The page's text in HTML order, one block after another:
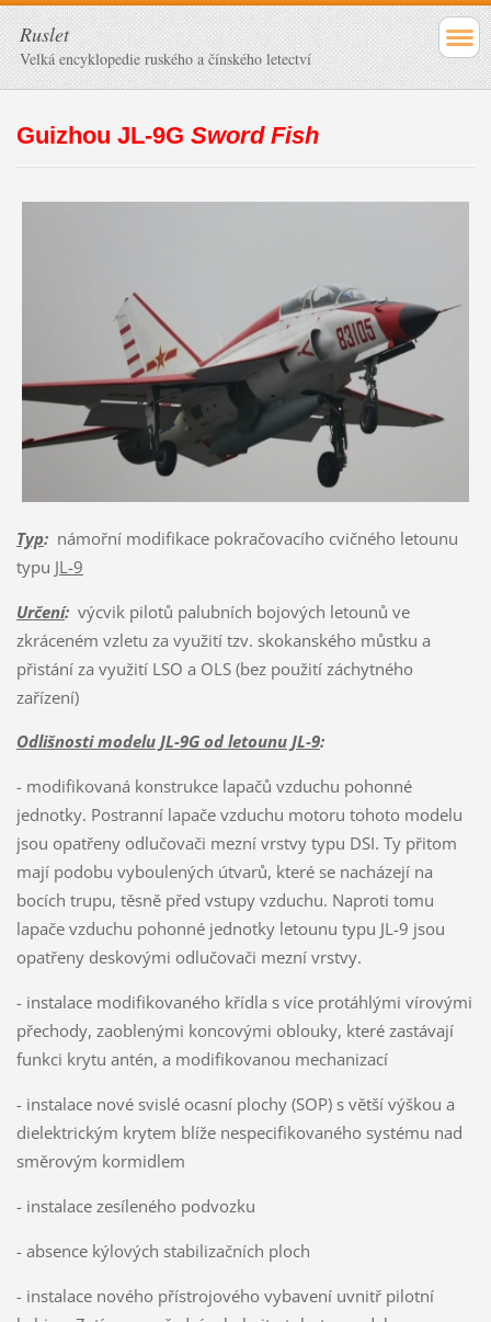
Ruslet
Velká encyklopedie ruského a čínského letectví
Guizhou JL-9G Sword Fish
Typ:námořní modifikace pokračovacího cvičného letounu
typu JL-9
Určení:výcvik pilotů palubních bojových letounů ve
zkráceném vzletu za využití tzv. skokanského můstku a
přistání za využití LSO a OLS (bez použití záchytného
zařízení)
Odlišnosti modelu JL-9G od letounu JL-9:
- modifikovaná konstrukce lapačů vzduchu pohonné
jednotky. Postranní lapače vzduchu motoru tohoto modelu
jsou opatřeny odlučovači mezní vrstvy typu DSI. Ty přitom
mají podobu vyboulených útvarů, které se nacházejí na
bocích trupu, těsně před vstupy vzduchu. Naproti tomu
lapače vzduchu pohonné jednotky letounu typu JL-9 jsou
opatřeny deskovými odlučovači mezní vrstvy.
- instalace modifikovaného křídla s více protáhlými vírovými
přechody, zaoblenými koncovými oblouky, které zastávají
funkci krytu antén, a modifikovanou mechanizací
- instalace nové svislé ocasní plochy (SOP) s větší výškou a
dielektrickým krytem blíže nespecifikovaného systému nad
směrovým kormidlem
- instalace zesíleného podvozku
- absence kýlových stabilizačních ploch
- instalace nového přístrojového vybavení uvnitř pilotní